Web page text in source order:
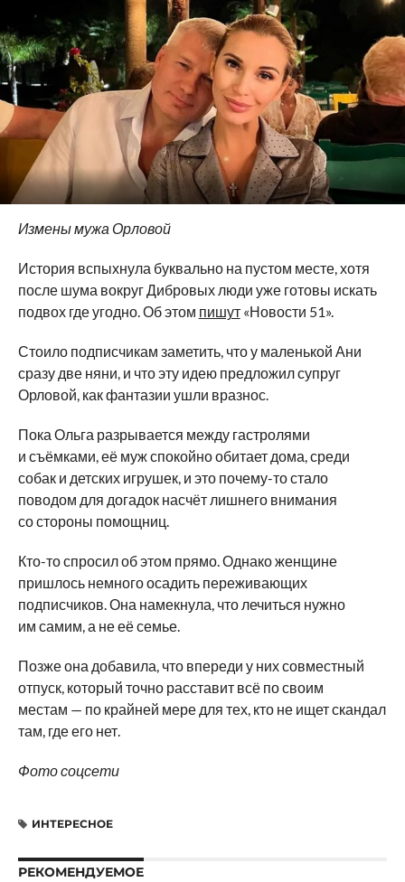
Измены мужа Орловой
История вспыхнула буквально на пустом месте, хотя
после шума вокруг Дибровых люди уже готовы искать
подвох где угодно. Об этом пишут«Новости 51».
Стоило подписчикам заметить, что у маленькой Ани
сразу две няни, и что эту идею предложил супруг
Орловой, как фантазии ушли вразнос.
Пока Ольга разрывается между гастролями
и съёмками, её муж спокойно обитает дома, среди
собак и детских игрушек, и это почему-то стало
поводом для догадок насчёт лишнего внимания
со стороны помощниц.
Кто-то спросил об этом прямо. Однако женщине
пришлось немного осадить переживающих
подписчиков. Она намекнула, что лечиться нужно
им самим, а не её семье.
Позже она добавила, что впереди у них совместный
отпуск, который точно расставит всё по своим
местам — по крайней мере для тех, кто не ищет скандал
там, где его нет.
Фото соцсети
ИНТЕРЕСНОЕ
РЕКОМЕНДУЕМОЕ